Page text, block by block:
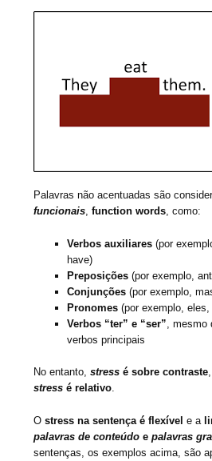
Palavras não acentuadas são
funcionais ,function words , como:
Verbos auxiliares (por
have)
Preposições (por exemplo,
Conjunções (por exemplo,
Pronomes (por exemplo,
Verbos “ter” e “ser” ,
verbos principais
No entanto, stress é sobre contraste
stress é relativo.
Ostress na sentença é flexível e a
palavras de conteúdoepalavras
sentenças, os exemplos acima, são